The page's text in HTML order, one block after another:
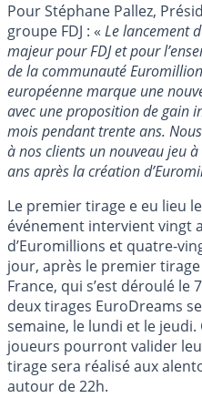
Pour Stéphane Pallez,
groupe FDJ : « Le lancement
majeur pour FDJ et pour
de la communauté
européenne marque une
avec une proposition de gain
mois pendant trente ans.
à nos clients un nouveau jeu
ans après la création
Le premier tirage e eu lieu
événement intervient vingt
d’Euromillions et quatre-
jour, après le premier
France, qui s’est déroulé le
deux tirages EuroDreams
semaine, le lundi et le
joueurs pourront valider
tirage sera réalisé aux
autour de 22h.